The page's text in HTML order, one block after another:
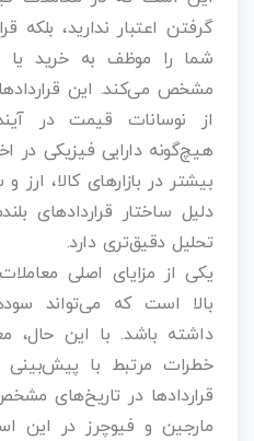
گرفتن اعتبار ندارید، بلکه
شما را موظف به خرید
مشخص می‌کند. این
از نوسانات قیمت در
هیچ‌گونه دارایی فیزیکی در
بیشتر در بازارهای کالا،
دلیل ساختار قراردادهای
تحلیل دقیق‌تری دارد.
یکی از مزایای اصلی
بالا است که می‌تواند
داشته باشد. با این حال،
خطرات مرتبط با پیش‌بینی
قراردادها در تاریخ‌های
مارجین و فیوچرز در این